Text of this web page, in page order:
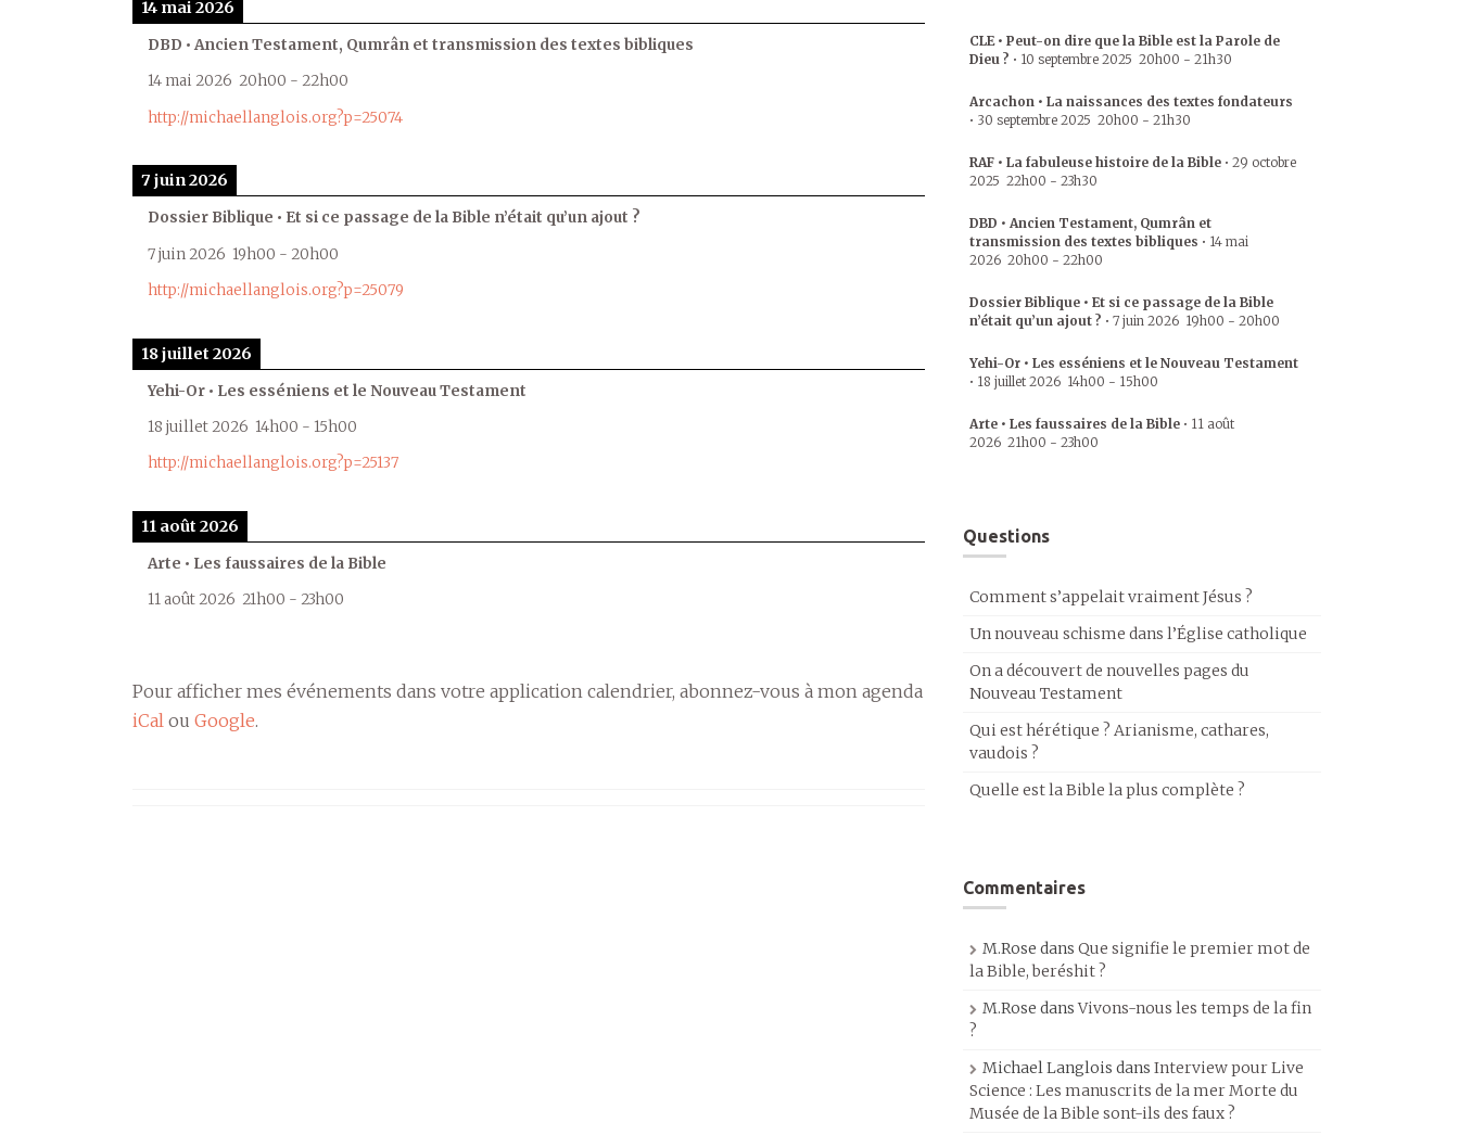
14 mai 2026
DBD • Ancien Testament, Qumrân et transmission des textes bibliques
14 mai 2026 20h00 - 22h00
http://michaellanglois.org?p=25074
7 juin 2026
Dossier Biblique • Et si ce passage de la Bible n’était qu’un ajout ?
7 juin 2026 19h00 - 20h00
http://michaellanglois.org?p=25079
18 juillet 2026
Yehi-Or • Les esséniens et le Nouveau Testament
18 juillet 2026 14h00 - 15h00
http://michaellanglois.org?p=25137
11 août 2026
Arte • Les faussaires de la Bible
11 août 2026 21h00 - 23h00
Pour afficher mes événements dans votre application calendrier, abonnez-vous à mon agenda
iCal ou Google.
CLE • Peut-on dire que la Bible est la Parole de
Dieu ? • 10 septembre 2025 20h00 - 21h30
Arcachon • La naissances des textes fondateurs
• 30 septembre 2025 20h00 - 21h30
RAF • La fabuleuse histoire de la Bible • 29 octobre
2025 22h00 - 23h30
DBD • Ancien Testament, Qumrân et
transmission des textes bibliques • 14 mai
2026 20h00 - 22h00
Dossier Biblique • Et si ce passage de la Bible
n’était qu’un ajout ? • 7 juin 2026 19h00 - 20h00
Yehi-Or • Les esséniens et le Nouveau Testament
• 18 juillet 2026 14h00 - 15h00
Arte • Les faussaires de la Bible • 11 août
2026 21h00 - 23h00
Questions
Comment s’appelait vraiment Jésus ?
Un nouveau schisme dans l’Église catholique
On a découvert de nouvelles pages du
Nouveau Testament
Qui est hérétique ? Arianisme, cathares,
vaudois ?
Quelle est la Bible la plus complète ?
Commentaires
M.Rose dans Que signifie le premier mot de
la Bible, beréshit ?
M.Rose dansVivons-nous les temps de la fin
?
Michael Langlois dans Interview pour Live
Science : Les manuscrits de la mer Morte du
Musée de la Bible sont-ils des faux ?